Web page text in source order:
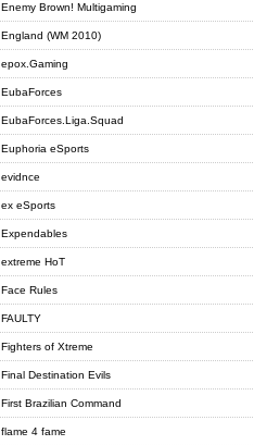
Enemy Brown! Multigaming
England (WM 2010)
epox.Gaming
EubaForces
EubaForces.Liga.Squad
Euphoria eSports
evidnce
ex eSports
Expendables
extreme HoT
Face Rules
FAULTY
Fighters of Xtreme
Final Destination Evils
First Brazilian Command
flame 4 fame